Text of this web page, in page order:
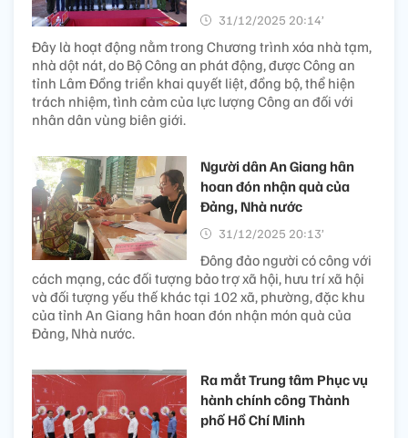
31/12/2025 20:14’
Đây là hoạt động nằm trong Chương trình xóa nhà tạm,
nhà dột nát, do Bộ Công an phát động, được Công an
tỉnh Lâm Đồng triển khai quyết liệt, đồng bộ, thể hiện
trách nhiệm, tình cảm của lực lượng Công an đối với
nhân dân vùng biên giới.
Người dân An Giang hân
hoan đón nhận quà của
Đảng, Nhà nước
31/12/2025 20:13’
Đông đảo người có công với
cách mạng, các đối tượng bảo trợ xã hội, hưu trí xã hội
và đối tượng yếu thế khác tại 102 xã, phường, đặc khu
của tỉnh An Giang hân hoan đón nhận món quà của
Đảng, Nhà nước.
Ra mắt Trung tâm Phục vụ
hành chính công Thành
phố Hồ Chí Minh